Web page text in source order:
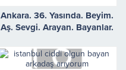
Ankara. 36. Yasında. Beyim.
Aş. Sevgi. Arayan. Bayanlar.